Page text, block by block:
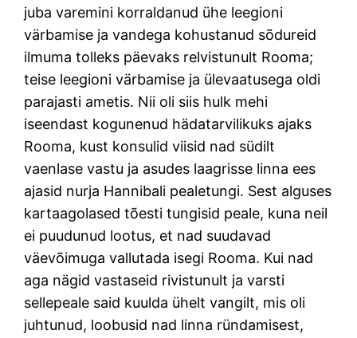
juba varemini korraldanud ühe leegioni
värbamise ja vandega kohustanud sõdureid
ilmuma tolleks päevaks relvistunult Rooma;
teise leegioni värbamise ja ülevaatusega oldi
parajasti ametis. Nii oli siis hulk mehi
iseendast kogunenud hädatarvilikuks ajaks
Rooma, kust konsulid viisid nad südilt
vaenlase vastu ja asudes laagrisse linna ees
ajasid nurja Hannibali pealetungi. Sest alguses
kartaagolased tõesti tungisid peale, kuna neil
ei puudunud lootus, et nad suudavad
väevõimuga vallutada isegi Rooma. Kui nad
aga nägid vastaseid rivistunult ja varsti
sellepeale said kuulda ühelt vangilt, mis oli
juhtunud, loobusid nad linna ründamisest,